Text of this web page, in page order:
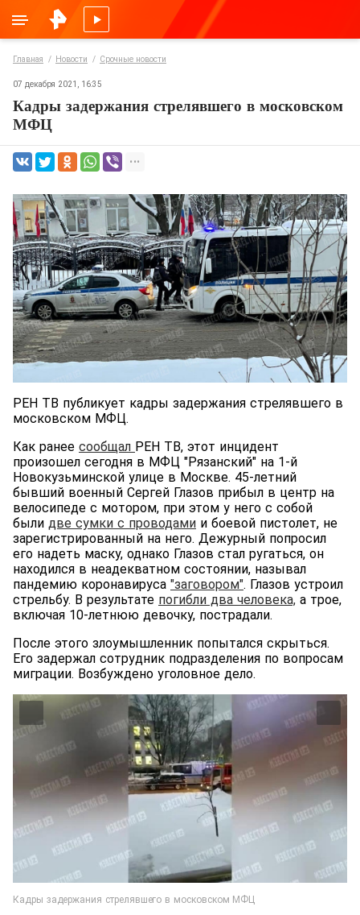
Главная Новости Срочные новости
07 декабря 2021, 16:35
Кадры задержания стрелявшего в московском
МФЦ
РЕН ТВ публикует кадры задержания стрелявшего в
московском МФЦ.
Как ранее сообщал РЕН ТВ, этот инцидент
произошел сегодня в МФЦ "Рязанский" на 1-й
Новокузьминской улице в Москве. 45-летний
бывший военный Сергей Глазов прибыл в центр на
велосипеде с мотором, при этом у него с собой
были две сумки с проводами и боевой пистолет, не
зарегистрированный на него. Дежурный попросил
его надеть маску, однако Глазов стал ругаться, он
находился в неадекватном состоянии, называл
пандемию коронавируса "заговором". Глазов устроил
стрельбу. В результате погибли два человека, а трое,
включая 10-летнюю девочку, пострадали.
После этого злоумышленник попытался скрыться.
Его задержал сотрудник подразделения по вопросам
миграции. Возбуждено уголовное дело.
Кадры задержания стрелявшего в московском МФЦ